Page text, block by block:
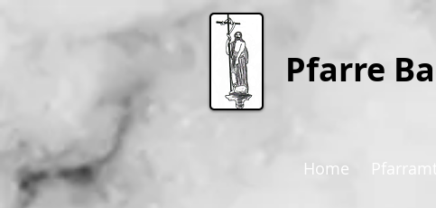
Pfarre
Home Pfarramt